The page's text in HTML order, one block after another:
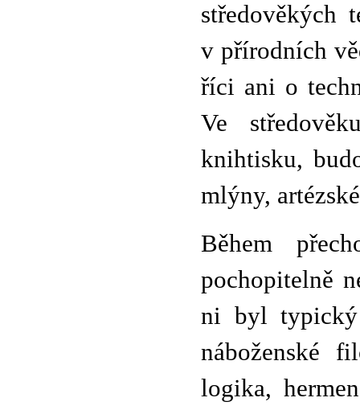
středověkých
v přírodních
říci ani o
Ve
knihtisku,
mlýny,
Během
pochopitelně
ni byl
náboženské
logika,